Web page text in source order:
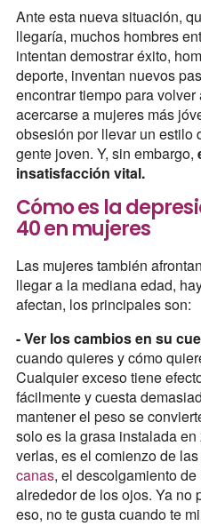
Ante esta nueva situación,
llegaría, muchos hombres
intentan demostrar éxito,
deporte, inventan nuevos
encontrar tiempo para
acercarse a mujeres más
obsesión por llevar un estilo
gente joven. Y, sin embargo,
insatisfacción vital.
Cómo es la
40 en mujeres
Las mujeres también
llegar a la mediana edad,
afectan, los principales son:
- Ver los cambios en su
cuando quieres y cómo
Cualquier exceso tiene
fácilmente y cuesta
mantener el peso se
solo es la grasa instalada
verlas, es el comienzo de
canas, el descolgamiento
alrededor de los ojos. Ya no
eso, no te gusta cuando te